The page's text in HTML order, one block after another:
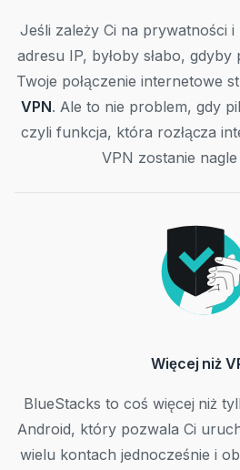
Jeśli zależy Ci na prywatności
adresu IP, byłoby słabo,
Twoje połączenie internetowe
VPN. Ale to nie problem, gdy
czyli funkcja, która rozłącza
VPN zostanie
Więcej niż
BlueStacks to coś więcej niż
Android, który pozwala Ci
wielu kontach jednocześnie i